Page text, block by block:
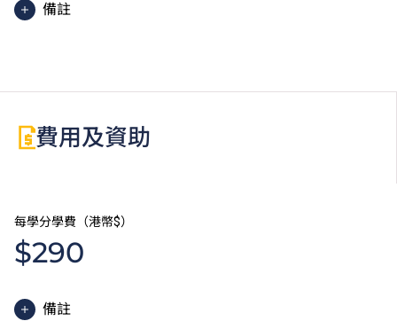
備註
費用及資助
每學分學費（港幣$）
$290
備註